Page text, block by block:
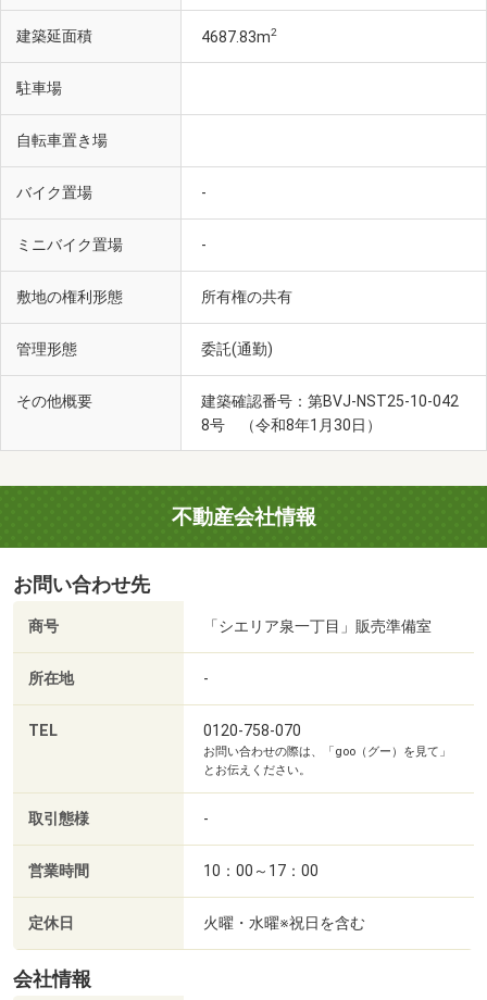
建築延面積 4687.83m2
駐車場
自転車置き場
バイク置場 -
ミニバイク置場 -
敷地の権利形態 所有権の共有
管理形態 委託(通勤)
その他概要
建築確認番号：第BVJ-NST25-10-042
8号 （令和8年1月30日）
不動産会社情報
お問い合わせ先
商号 「シエリア泉一丁目」販売準備室
所在地 -
TEL 0120-758-070
お問い合わせの際は、「goo（グー）を見て」
とお伝えください。
取引態様 -
営業時間 10：00～17：00
定休日 火曜・水曜※祝日を含む
会社情報